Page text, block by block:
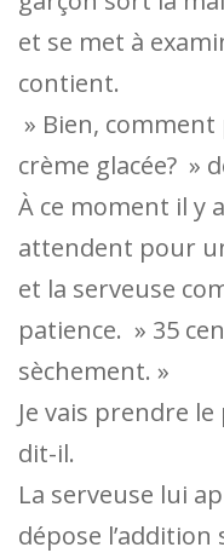
et se met à
contient.
» Bien,
crème glacée? »
À ce moment il y
attendent pour
et la serveuse
patience. » 35
sèchement. »
Je vais prendre
dit-il.
La serveuse lui
dépose l’addition